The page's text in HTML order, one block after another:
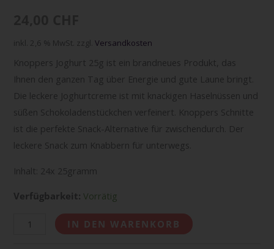
inkl. 2,6 % MwSt. zzgl.Versandkosten
Knoppers Joghurt 25g ist ein brandneues Produkt, das
Ihnen den ganzen Tag über Energie und gute Laune bringt.
Die leckere Joghurtcreme ist mit knackigen Haselnüssen und
süßen Schokoladenstückchen verfeinert. Knoppers Schnitte
ist die perfekte Snack-Alternative für zwischendurch. Der
leckere Snack zum Knabbern für unterwegs.
Inhalt: 24x 25gramm
Verfügbarkeit: Vorrätig
IN DEN WARENKORB